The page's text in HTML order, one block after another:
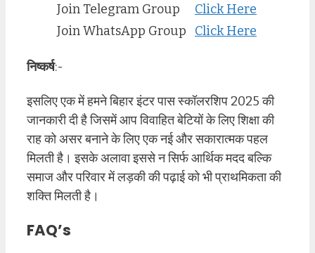
Join Telegram Group
Click Here
Join WhatsApp Group
Click Here
निष्कर्ष:-
इसलिए एक में हमने बिहार इंटर पास स्कॉलरशिप 2025 की
जानकारी दी है जिसमें आप विवाहित बेटियों के लिए शिक्षा की
राह को असर बनाने के लिए एक नई और सकारात्मक पहल
मिलती है। इसके अलावा इससे न सिर्फ आर्थिक मदद बल्कि
समाज और परिवार में लड़की की पढ़ाई को भी प्राथमिकता की
शक्ति मिलती है।
FAQ’s